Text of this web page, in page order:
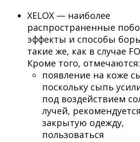
XELOX — наиболее
распространенные
эффекты и способы
такие же, как в случае
Кроме того, отмечаются:
появление на коже
поскольку сыпь
под воздействием
лучей,
закрытую одежду,
пользоваться